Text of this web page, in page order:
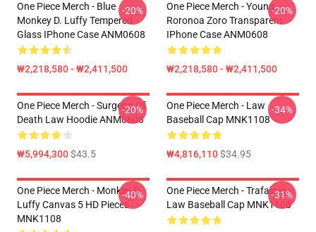
One Piece Merch - Blue
Monkey D. Luffy Tempered
Glass IPhone Case ANM0608
₩2,218,580 - ₩2,411,500
-20%
One Piece Merch - Young
Roronoa Zoro Transparent
IPhone Case ANM0608
₩2,218,580 - ₩2,411,500
-20%
One Piece Merch - Surgeon Of
Death Law Hoodie ANM0608
₩5,994,300$43.5
-20%
One Piece Merch - Law
Baseball Cap MNK1108
₩4,816,110$34.95
-34%
One Piece Merch - Monkey D.
Luffy Canvas 5 HD Pieces
MNK1108
-40%
One Piece Merch - Trafalgar
Law Baseball Cap MNK1108
-31%